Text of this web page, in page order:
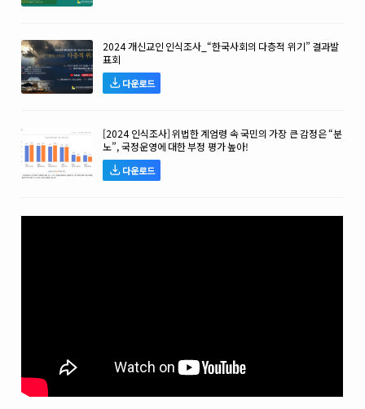
2024 개신교인 인식조사_“한국사회의 다층적 위기” 결과발
표회
다운로드
[2024 인식조사] 위법한 계엄령 속 국민의 가장 큰 감정은 “분
노”, 국정운영에 대한 부정 평가 높아!
다운로드